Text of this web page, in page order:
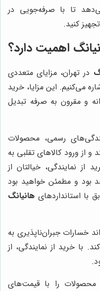
تا با صرفه‌جویی در
کنید.
اهمیت دارد؟
در تهران، مزایای متعددی
می‌کنیم. این مزایا، خرید
و مقرون به صرفه تبدیل
رسمی، محصولات
و از ورود کالاهای تقلبی به
از نمایندگی، خیالتان از
بود و مطمئن خواهید بود
استانداردهای هانیانگ
خسارات جبران‌ناپذیری به
با خرید از نمایندگی، از
محصولات را با قیمت‌های